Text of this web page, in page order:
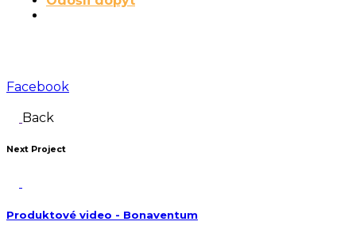
Facebook
Back
Next Project
Produktové video - Bonaventum